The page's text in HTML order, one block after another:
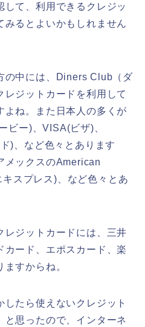
して、利用できるクレジッ
みるとよいかもしれません
の中には、Diners Club（ダ
レジットカードを利用して
よね。また日本人の多くが
ビー)、VISA(ビザ)、
)、など色々とあります
メックスのAmerican
スプレス)、など色々とあ
レジットカードには、三井
カード、エポスカード、楽
すからね。
たら使えないクレジット
と思ったので、インターネ